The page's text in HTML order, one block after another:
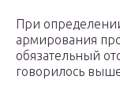
При
армирования
обязательный
говорилось